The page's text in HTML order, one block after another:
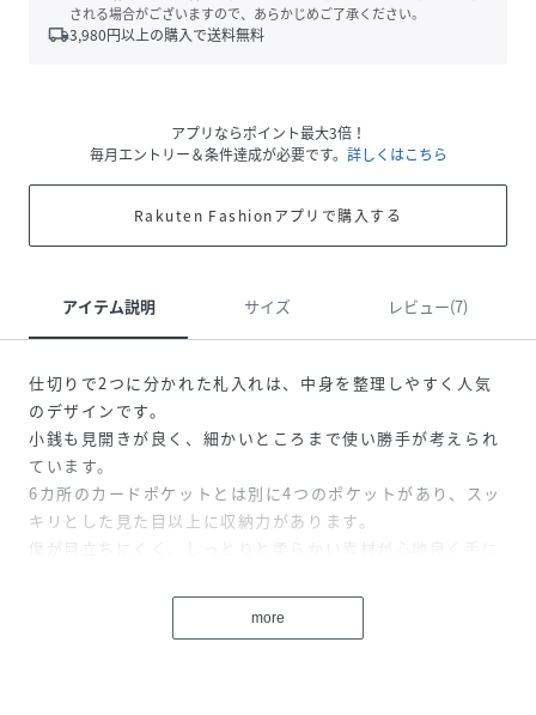
される場合がございますので、あらかじめご了承ください。
local_shipping3,980円以上の購入で送料無料
アプリならポイント最大3倍！
毎月エントリー＆条件達成が必要です。 詳しくはこちら
Rakuten Fashionアプリで購入する
アイテム説明 サイズ レビュー(7)
仕切りで2つに分かれた札入れは、中身を整理しやすく人気
のデザインです。
小銭も見開きが良く、細かいところまで使い勝手が考えられ
ています。
6カ所のカードポケットとは別に4つのポケットがあり、スッ
キリとした見た目以上に収納力があります。
傷が目立ちにくく、しっとりと柔らかい素材が心地良く手に
●札入れ×2小銭入れ（スナップ）×1カードポケット×6ポ
more